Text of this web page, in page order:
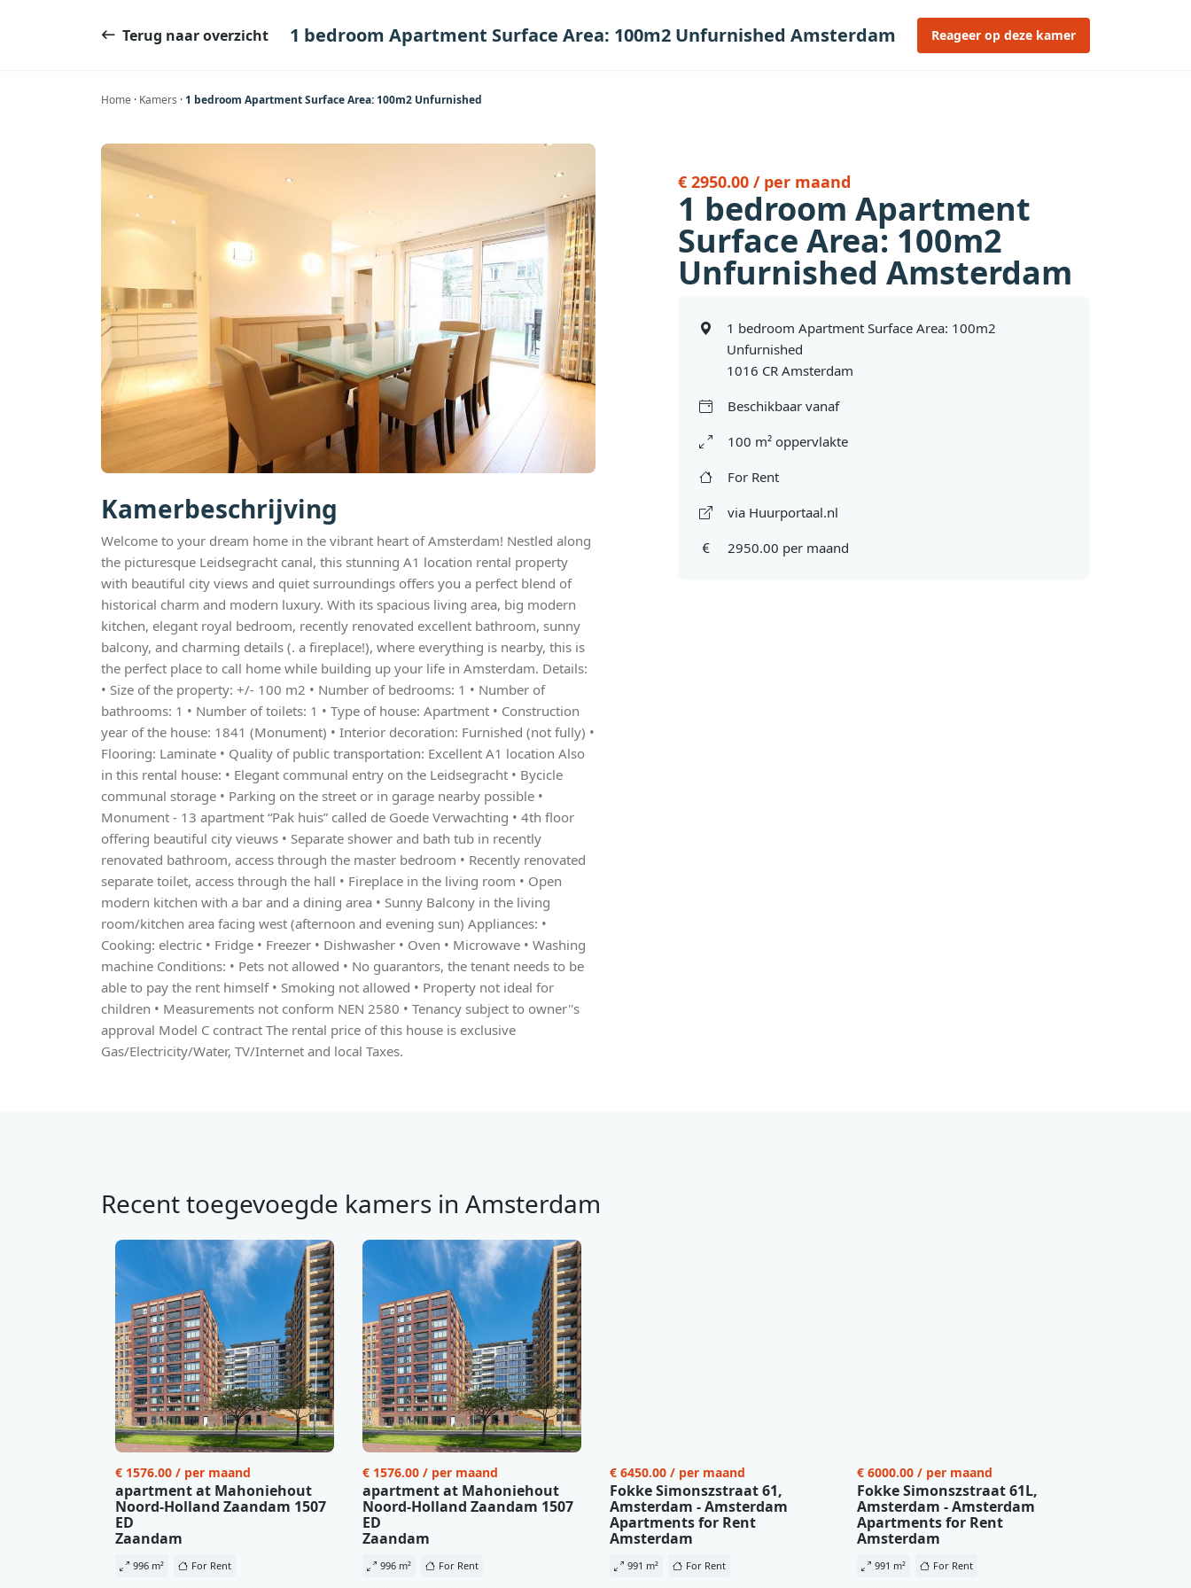
Terug naar overzicht 1 bedroom Apartment Surface Area: 100m2 Unfurnished Amsterdam Reageer op deze kamer
Home · Kamers · 1 bedroom Apartment Surface Area: 100m2 Unfurnished
Kamerbeschrijving
Welcome to your dream home in the vibrant heart of Amsterdam! Nestled along
the picturesque Leidsegracht canal, this stunning A1 location rental property
with beautiful city views and quiet surroundings offers you a perfect blend of
historical charm and modern luxury. With its spacious living area, big modern
kitchen, elegant royal bedroom, recently renovated excellent bathroom, sunny
balcony, and charming details (. a fireplace!), where everything is nearby, this is
the perfect place to call home while building up your life in Amsterdam. Details:
• Size of the property: +/- 100 m2 • Number of bedrooms: 1 • Number of
bathrooms: 1 • Number of toilets: 1 • Type of house: Apartment • Construction
year of the house: 1841 (Monument) • Interior decoration: Furnished (not fully) •
Flooring: Laminate • Quality of public transportation: Excellent A1 location Also
in this rental house: • Elegant communal entry on the Leidsegracht • Bycicle
communal storage • Parking on the street or in garage nearby possible •
Monument - 13 apartment “Pak huis” called de Goede Verwachting • 4th floor
offering beautiful city vieuws • Separate shower and bath tub in recently
renovated bathroom, access through the master bedroom • Recently renovated
separate toilet, access through the hall • Fireplace in the living room • Open
modern kitchen with a bar and a dining area • Sunny Balcony in the living
room/kitchen area facing west (afternoon and evening sun) Appliances: •
Cooking: electric • Fridge • Freezer • Dishwasher • Oven • Microwave • Washing
machine Conditions: • Pets not allowed • No guarantors, the tenant needs to be
able to pay the rent himself • Smoking not allowed • Property not ideal for
children • Measurements not conform NEN 2580 • Tenancy subject to owner''s
approval Model C contract The rental price of this house is exclusive
Gas/Electricity/Water, TV/Internet and local Taxes.
€ 2950.00 / per maand
1 bedroom Apartment
Surface Area: 100m2
Unfurnished Amsterdam
1 bedroom Apartment Surface Area: 100m2
Unfurnished
1016 CR Amsterdam
Beschikbaar vanaf
100 m² oppervlakte
For Rent
via Huurportaal.nl
2950.00 per maand
Recent toegevoegde kamers in Amsterdam
€ 1576.00 / per maand
apartment at Mahoniehout
Noord-Holland Zaandam 1507
ED
Zaandam
996 m² For Rent
€ 1576.00 / per maand
apartment at Mahoniehout
Noord-Holland Zaandam 1507
ED
Zaandam
996 m² For Rent
€ 6450.00 / per maand
Fokke Simonszstraat 61,
Amsterdam - Amsterdam
Apartments for Rent
Amsterdam
991 m² For Rent
€ 6000.00 / per maand
Fokke Simonszstraat 61L,
Amsterdam - Amsterdam
Apartments for Rent
Amsterdam
991 m² For Rent